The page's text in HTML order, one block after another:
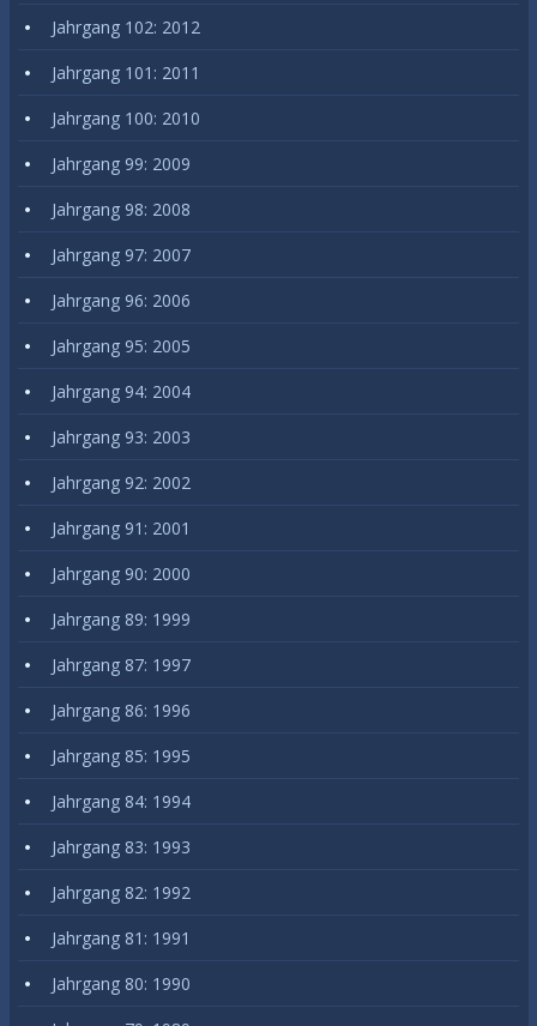
Jahrgang 102: 2012
Jahrgang 101: 2011
Jahrgang 100: 2010
Jahrgang 99: 2009
Jahrgang 98: 2008
Jahrgang 97: 2007
Jahrgang 96: 2006
Jahrgang 95: 2005
Jahrgang 94: 2004
Jahrgang 93: 2003
Jahrgang 92: 2002
Jahrgang 91: 2001
Jahrgang 90: 2000
Jahrgang 89: 1999
Jahrgang 87: 1997
Jahrgang 86: 1996
Jahrgang 85: 1995
Jahrgang 84: 1994
Jahrgang 83: 1993
Jahrgang 82: 1992
Jahrgang 81: 1991
Jahrgang 80: 1990